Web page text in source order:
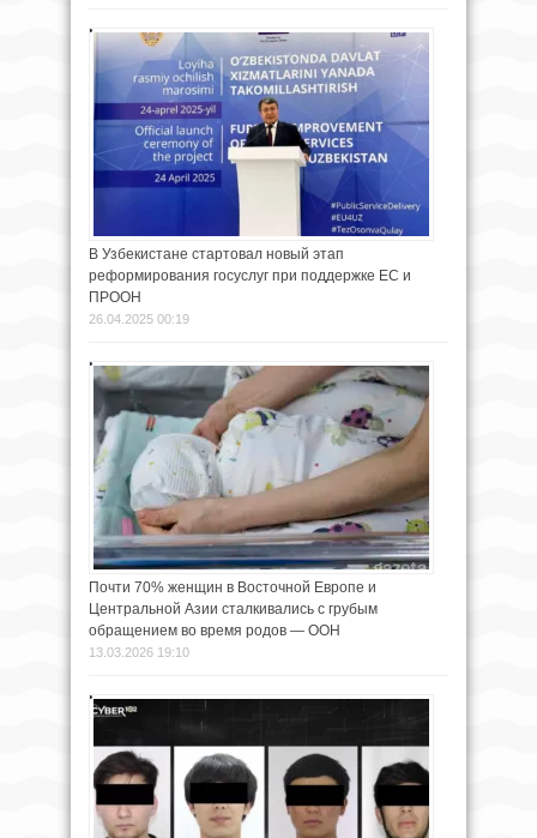
В Узбекистане стартовал новый этап
реформирования госуслуг при поддержке ЕС и
ПРООН
26.04.2025 00:19
Почти 70% женщин в Восточной Европе и
Центральной Азии сталкивались с грубым
обращением во время родов — ООН
13.03.2026 19:10